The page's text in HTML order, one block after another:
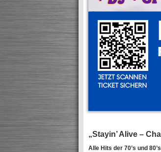
„Stayin’ Alive –
Alle Hits der 70’s und 80’s